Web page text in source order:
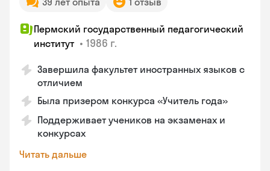
Пермский государственный педагогический
институт • 1986 г.
Завершила факультет иностранных языков с
отличием
Была призером конкурса «Учитель года»
Поддерживает учеников на экзаменах и
конкурсах
Читать дальше